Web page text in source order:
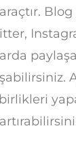
Blog